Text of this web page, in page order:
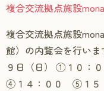
複合交流拠点施設
複合交流拠点施設
館）の内覧会を行い
９日（日） ①１０
④１４：００ ⑤１５